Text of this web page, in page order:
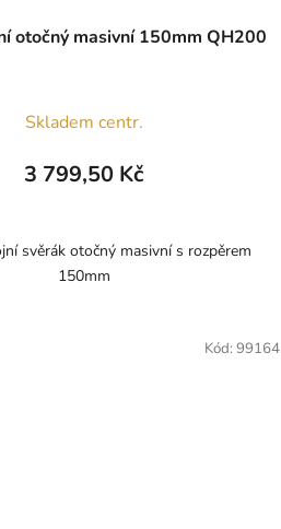
otočný masivní 150mm QH200
Skladem centr.
3 799,50 Kč
svěrák otočný masivní s rozpěrem
150mm
Kód: 99164